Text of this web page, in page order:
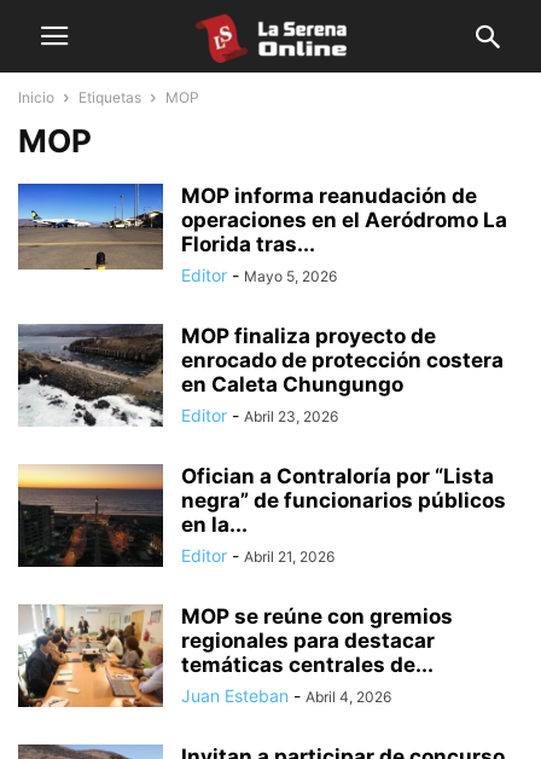
Inicio Etiquetas MOP
MOP
MOP informa reanudación de
operaciones en el Aeródromo La
Florida tras...
Editor - Mayo 5, 2026
MOP finaliza proyecto de
enrocado de protección costera
en Caleta Chungungo
Editor - Abril 23, 2026
Ofician a Contraloría por “Lista
negra” de funcionarios públicos
en la...
Editor - Abril 21, 2026
MOP se reúne con gremios
regionales para destacar
temáticas centrales de...
Juan Esteban - Abril 4, 2026